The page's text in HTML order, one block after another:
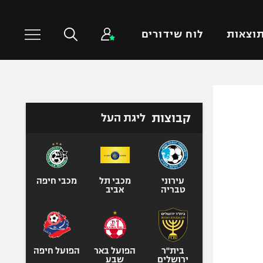
תוצאות לוח שידורים
טניס
כדורעף
ספורט אולימפי
קבוצות ליגת העל
עירוני
טבריה
מכבי תל
אביב
מכבי חיפה
בית"ר
ירושלים
הפועל באר
שבע
הפועל חיפה